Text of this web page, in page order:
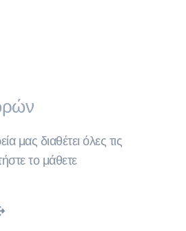
μας διαθέτει όλες τις
το μάθετε